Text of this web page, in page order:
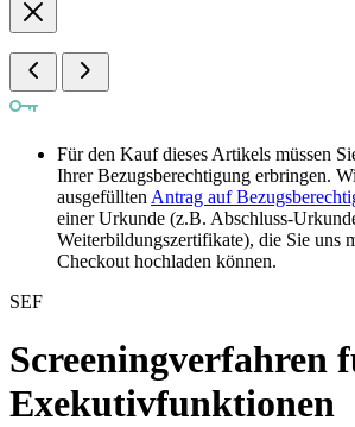
Für den Kauf dieses Artikels müssen
Ihrer Bezugsberechtigung erbringen.
ausgefüllten Antrag auf
einer Urkunde (z.B. Abschluss-
Weiterbildungszertifikate), die Sie uns
Checkout hochladen können.
SEF
Screeningverfahren
Exekutivfunktionen